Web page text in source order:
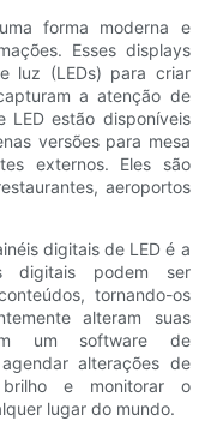
forma moderna e
Esses displays
luz (LEDs) para criar
a atenção de
LED estão disponíveis
versões para mesa
externos. Eles são
aeroportos
digitais de LED é a
digitais podem ser
tornando-os
alteram suas
um software de
alterações de
e monitorar o
lugar do mundo.